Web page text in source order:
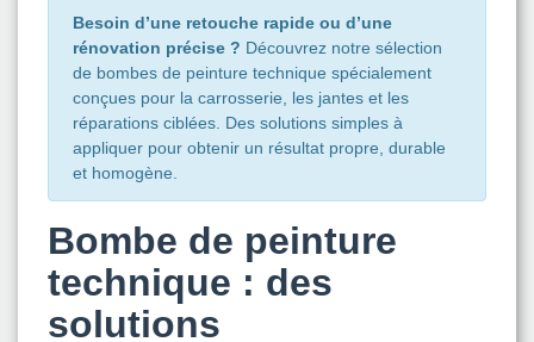
Besoin d’une retouche rapide ou d’une
rénovation précise ? Découvrez notre sélection
de bombes de peinture technique spécialement
conçues pour la carrosserie, les jantes et les
réparations ciblées. Des solutions simples à
appliquer pour obtenir un résultat propre, durable
et homogène.
Bombe de peinture
technique : des
solutions